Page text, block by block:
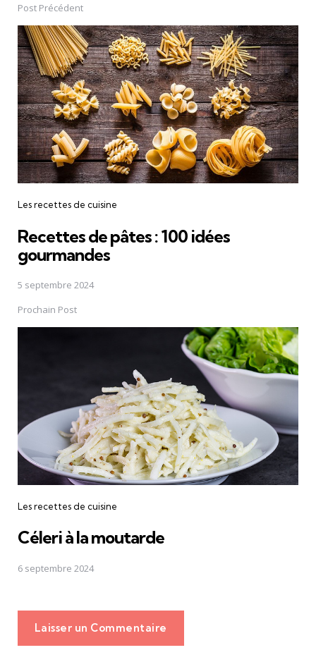
navigation
Post Précédent
Les recettes de cuisine
Recettes de pâtes : 100 idées
gourmandes
5 septembre 2024
Prochain Post
Les recettes de cuisine
Céleri à la moutarde
6 septembre 2024
Laisser un Commentaire